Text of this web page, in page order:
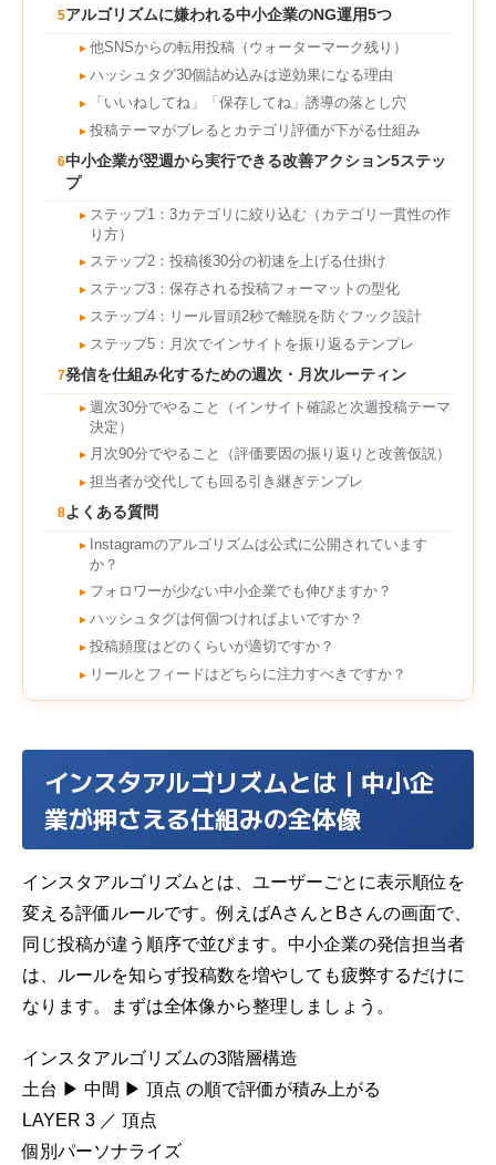
5アルゴリズムに嫌われる中小企業のNG運用5つ
► 他SNSからの転用投稿（ウォーターマーク残り）
► ハッシュタグ30個詰め込みは逆効果になる理由
► 「いいねしてね」「保存してね」誘導の落とし穴
► 投稿テーマがブレるとカテゴリ評価が下がる仕組み
6中小企業が翌週から実行できる改善アクション5ステッ
プ
► ステップ1：3カテゴリに絞り込む（カテゴリ一貫性の作
り方）
► ステップ2：投稿後30分の初速を上げる仕掛け
► ステップ3：保存される投稿フォーマットの型化
► ステップ4：リール冒頭2秒で離脱を防ぐフック設計
► ステップ5：月次でインサイトを振り返るテンプレ
7発信を仕組み化するための週次・月次ルーティン
► 週次30分でやること（インサイト確認と次週投稿テーマ
決定）
► 月次90分でやること（評価要因の振り返りと改善仮説）
► 担当者が交代しても回る引き継ぎテンプレ
8よくある質問
►
Instagramのアルゴリズムは公式に公開されています
か？
► フォロワーが少ない中小企業でも伸びますか？
► ハッシュタグは何個つければよいですか？
► 投稿頻度はどのくらいが適切ですか？
► リールとフィードはどちらに注力すべきですか？
インスタアルゴリズムとは｜中小企
業が押さえる仕組みの全体像
インスタアルゴリズムとは、ユーザーごとに表示順位を
変える評価ルールです。例えばAさんとBさんの画面で、
同じ投稿が違う順序で並びます。中小企業の発信担当者
は、ルールを知らず投稿数を増やしても疲弊するだけに
なります。まずは全体像から整理しましょう。
インスタアルゴリズムの3階層構造
土台 ▶ 中間 ▶ 頂点 の順で評価が積み上がる
LAYER 3 ／ 頂点
個別パーソナライズ